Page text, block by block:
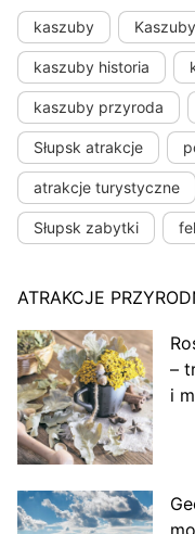
kaszuby
kaszuby historia
kaszuby przyroda
Słupsk atrakcje
atrakcje turystyczne
Słupsk zabytki
ATRAKCJE
–
i